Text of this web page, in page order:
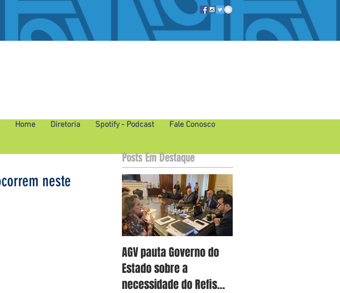
Home Diretoria Spotify - Podcast Fale Conosco
neste
Posts Em Destaque
AGV pauta Governo do
Estado sobre a
necessidade do Refis